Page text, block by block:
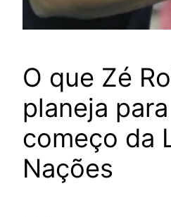
O que Zé
planeja
começo da
Nações